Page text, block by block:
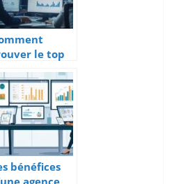
le top
des agences
en
pour
votre
en
bénéfices